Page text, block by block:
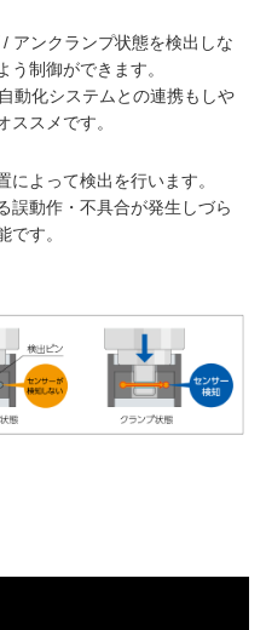
アンクランプ状態を検出しな
制御ができます。
動化システムとの連携もしや
スメです。
よって検出を行います。
誤動作・不具合が発生しづら
です。